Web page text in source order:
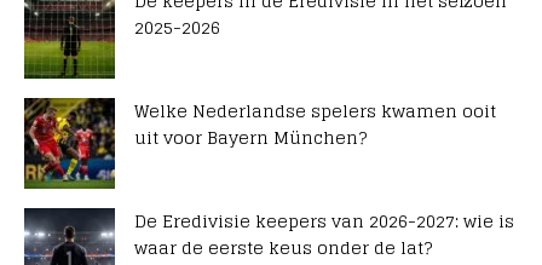
2025-2026
Welke Nederlandse spelers kwamen ooit
uit voor Bayern München?
De Eredivisie keepers van 2026-2027: wie is
waar de eerste keus onder de lat?